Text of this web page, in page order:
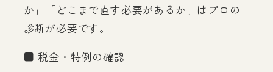
か」「どこまで直す必要があるか」はプロの
診断が必要です。
■ 税金・特例の確認